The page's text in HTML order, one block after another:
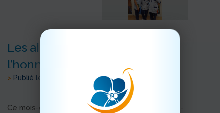
Les aide-soignantes et AES à
l’honneur !
> Publié le 29/11/2019
Ce mois-ci, a eu lieu la journée nationale des aide-